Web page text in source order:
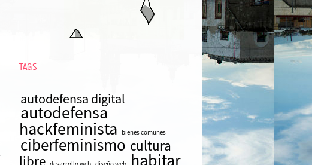
TAGS
autodefensa digital
autodefensa
hackfeminista bienes comunes
ciberfeminismo cultura